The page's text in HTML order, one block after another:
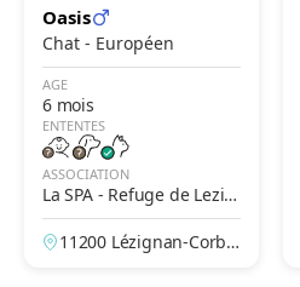
Oasis
Chat - Européen
AGE
6 mois
ENTENTES
ASSOCIATION
La SPA - Refuge de Lezig
nan Corbières
11200 Lézignan-Corbiè